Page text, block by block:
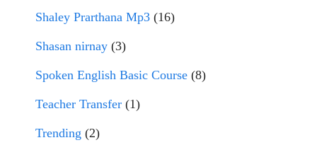
Shaley Prarthana Mp3 (16)
Shasan nirnay (3)
Spoken English Basic Course (8)
Teacher Transfer (1)
Trending (2)